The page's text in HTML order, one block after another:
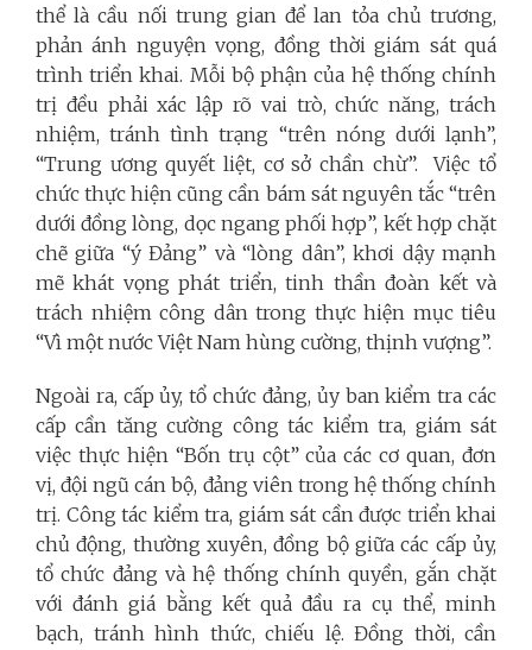
thể là cầu nối trung gian để lan tỏa chủ trương,
phản ánh nguyện vọng, đồng thời giám sát quá
trình triển khai. Mỗi bộ phận của hệ thống chính
trị đều phải xác lập rõ vai trò, chức năng, trách
nhiệm, tránh tình trạng “trên nóng dưới lạnh”,
“Trung ương quyết liệt, cơ sở chần chừ”.
Việc tổ
chức thực hiện cũng cần bám sát nguyên tắc “trên
dưới đồng lòng, dọc ngang phối hợp”, kết hợp chặt
chẽ giữa “ý Đảng” và “lòng dân”, khơi dậy mạnh
mẽ khát vọng phát triển, tinh thần đoàn kết và
trách nhiệm công dân trong thực hiện mục tiêu
“Vì một nước Việt Nam hùng cường, thịnh vượng”.
Ngoài ra, cấp ủy, tổ chức đảng, ủy ban kiểm tra các
cấp cần tăng cường công tác kiểm tra, giám sát
việc thực hiện “Bốn trụ cột” của các cơ quan, đơn
vị, đội ngũ cán bộ, đảng viên trong hệ thống chính
trị. Công tác kiểm tra, giám sát cần được triển khai
chủ động, thường xuyên, đồng bộ giữa các cấp ủy,
tổ chức đảng và hệ thống chính quyền, gắn chặt
với đánh giá bằng kết quả đầu ra cụ thể, minh
bạch, tránh hình thức, chiếu lệ. Đồng thời, cần